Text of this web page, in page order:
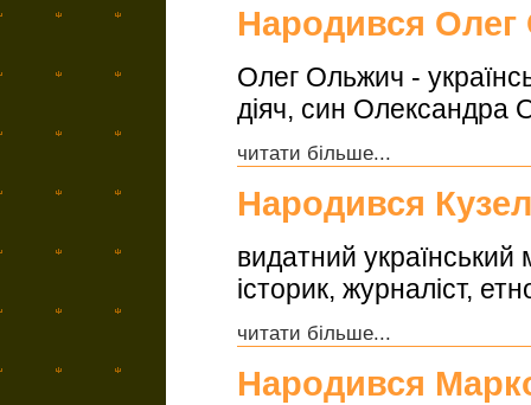
Народився
Олег Ольжич -
діяч, син Олександра
читати більше...
Народився
видатний український
історик, журналіст,
читати більше...
Народився